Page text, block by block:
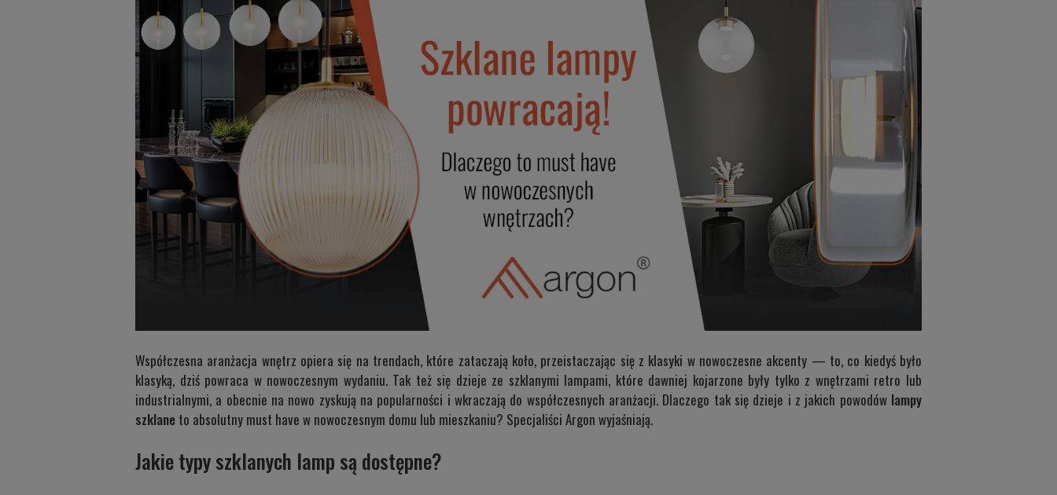
Współczesna aranżacja wnętrz opiera się na trendach, które zataczają koło, przeistaczając się z klasyki w nowoczesne akcenty — to, co kiedyś było
klasyką, dziś powraca w nowoczesnym wydaniu. Tak też się dzieje ze szklanymi lampami, które dawniej kojarzone były tylko z wnętrzami retro lub
industrialnymi, a obecnie na nowo zyskują na popularności i wkraczają do współczesnych aranżacji. Dlaczego tak się dzieje i z jakich powodów lampy
szklane to absolutny must have w nowoczesnym domu lub mieszkaniu? Specjaliści Argon wyjaśniają.
Jakie typy szklanych lamp są dostępne?